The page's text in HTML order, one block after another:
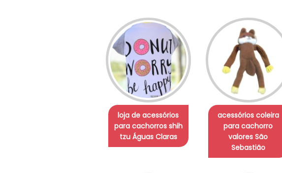
loja de acessórios
para cachorros shih
tzu Águas Claras
acessórios coleira
para cachorro
valores São
Sebastião